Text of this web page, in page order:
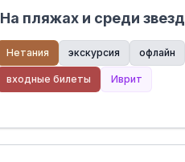
На пляжах и среди звезд
Нетания экскурсия офлайн
входные билеты Иврит